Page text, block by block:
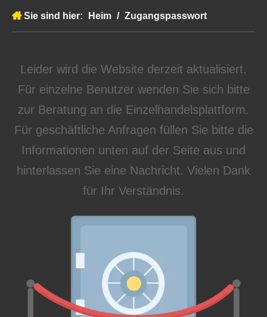
Sie sind hier: Heim / Zugangspasswort
Leider wird die Website derzeit aktualisiert.
Für einzelne Benutzer wenden Sie sich bitte
zur Beratung an die Einzelhandelsplattform.
Für geschäftliche Anfragen füllen Sie bitte die
Informationen unten auf der Seite aus und
hinterlassen Sie eine Nachricht. Vielen Dank
für Ihr Verständnis.